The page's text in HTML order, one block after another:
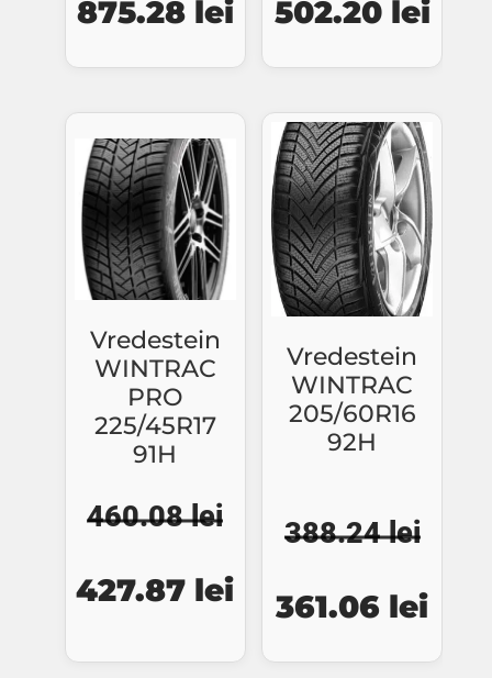
inițial
a
fost:
941.16 lei.
875.28 lei
curent
este:
875.28 lei.
inițial
a
fost:
540.00 lei.
502.20 lei
Vredestein
WINTRAC
PRO
225/45R17
91H
460.08lei
inițial
a
427.87 lei
curent
este:
Vredestein
WINTRAC
205/60R16
92H
388.24lei
inițial
361.06 lei